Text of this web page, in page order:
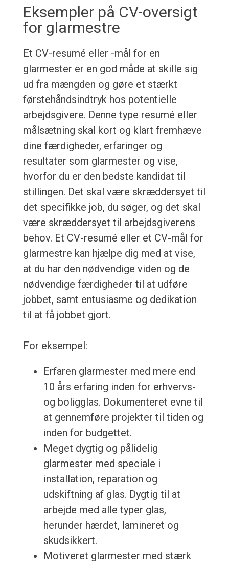
Eksempler på CV-oversigt
for glarmestre
Et CV-resumé eller -mål for en
glarmester er en god måde at skille sig
ud fra mængden og gøre et stærkt
førstehåndsindtryk hos potentielle
arbejdsgivere. Denne type resumé eller
målsætning skal kort og klart fremhæve
dine færdigheder, erfaringer og
resultater som glarmester og vise,
hvorfor du er den bedste kandidat til
stillingen. Det skal være skræddersyet til
det specifikke job, du søger, og det skal
være skræddersyet til arbejdsgiverens
behov. Et CV-resumé eller et CV-mål for
glarmestre kan hjælpe dig med at vise,
at du har den nødvendige viden og de
nødvendige færdigheder til at udføre
jobbet, samt entusiasme og dedikation
til at få jobbet gjort.
For eksempel:
Erfaren glarmester med mere end
10 års erfaring inden for erhvervs-
og boligglas. Dokumenteret evne til
at gennemføre projekter til tiden og
inden for budgettet.
Meget dygtig og pålidelig
glarmester med speciale i
installation, reparation og
udskiftning af glas. Dygtig til at
arbejde med alle typer glas,
herunder hærdet, lamineret og
skudsikkert.
Motiveret glarmester med stærk